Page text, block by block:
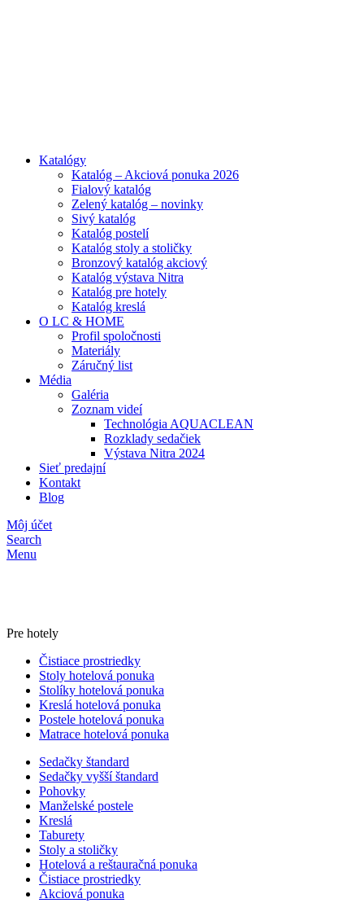
Katalógy
Katalóg – Akciová ponuka 2026
Fialový katalóg
Zelený katalóg – novinky
Sivý katalóg
Katalóg postelí
Katalóg stoly a stoličky
Bronzový katalóg akciový
Katalóg výstava Nitra
Katalóg pre hotely
Katalóg kreslá
O LC & HOME
Profil spoločnosti
Materiály
Záručný list
Média
Galéria
Zoznam videí
Technológia AQUACLEAN
Rozklady sedačiek
Výstava Nitra 2024
Sieť predajní
Kontakt
Blog
Môj účet
Search
Menu
Pre hotely
Čistiace prostriedky
Stoly hotelová ponuka
Stolíky hotelová ponuka
Kreslá hotelová ponuka
Postele hotelová ponuka
Matrace hotelová ponuka
Sedačky štandard
Sedačky vyšší štandard
Pohovky
Manželské postele
Kreslá
Taburety
Stoly a stoličky
Hotelová a reštauračná ponuka
Čistiace prostriedky
Akciová ponuka